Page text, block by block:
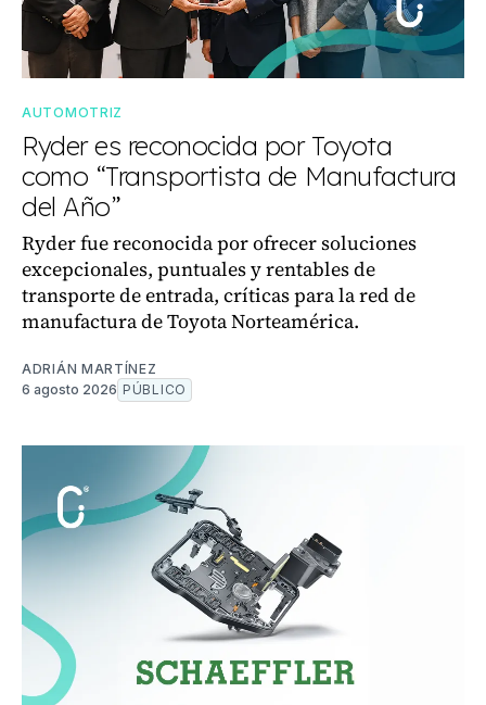
AUTOMOTRIZ
Ryder es reconocida por Toyota
como “Transportista de Manufactura
del Año”
Ryder fue reconocida por ofrecer soluciones
excepcionales, puntuales y rentables de
transporte de entrada, críticas para la red de
manufactura de Toyota Norteamérica.
ADRIÁN MARTÍNEZ
6 agosto 2026 PÚBLICO